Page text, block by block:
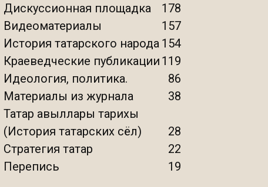
Дискуссионная площадка
178
Видеоматериалы
157
История татарского народа 154
Краеведческие публикации 119
Идеология, политика.
86
Материалы из журнала
38
Татар авыллары тарихы
(История татарских сёл)
28
Стратегия татар
22
Перепись
19